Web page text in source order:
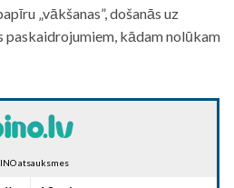
„vākšanas”, došanās uz
paskaidrojumiem, kādam nolūkam
atsauksmes